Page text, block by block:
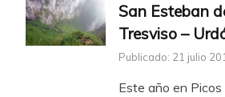
San Esteban
Tresviso –
Publicado: 21 julio
Este año en